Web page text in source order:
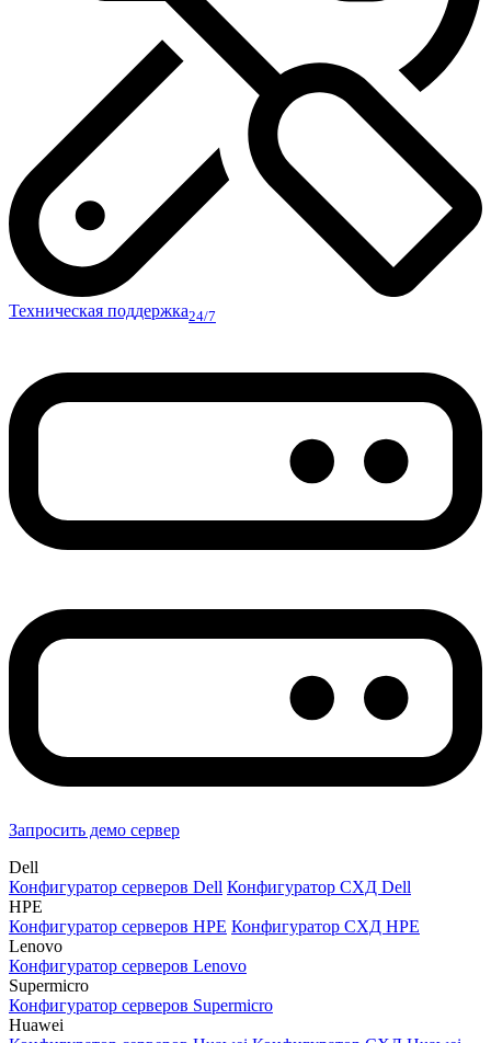
Техническая поддержка24/7
Запросить демо сервер
Dell
Конфигуратор серверов Dell Конфигуратор СХД Dell
HPE
Конфигуратор серверов HPE Конфигуратор СХД HPE
Lenovo
Конфигуратор серверов Lenovo
Supermicro
Конфигуратор серверов Supermicro
Huawei